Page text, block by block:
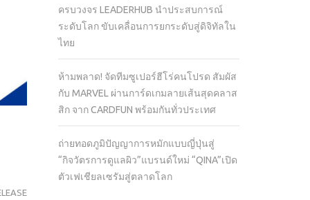
ครบวงจร LEADERHUB นำประสบการณ์
ระดับโลก ขับเคลื่อนการยกระดับสู่ดิจิทัลใน
ไทย
ห้ามพลาด! จัดทีมซูเปอร์ฮีโร่คนโปรด สัมผัส
กับ MARVEL ผ่านการ์ดเกมลายเส้นสุดคลาส
สิก จาก CARDFUN พร้อมกันทั่วประเทศ
ถ่ายทอดภูมิปัญญาการหมักแบบญี่ปุ่นสู่
“กิจวัตรการดูแลผิว”แบรนด์ใหม่ “QINA”เปิด
ตัวเฟเชียลเซรัมสู่ตลาดโลก